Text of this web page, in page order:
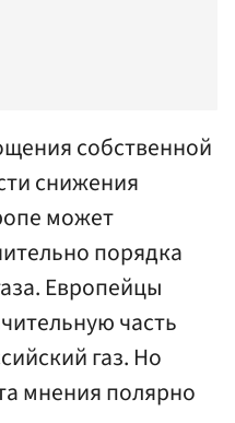
собственной
снижения
может
порядка
Европейцы
часть
газ. Но
мнения полярно